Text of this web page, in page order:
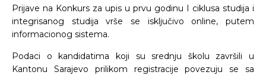
Prijave na Konkurs za upis u prvu godinu I ciklusa studija i
integrisanog studija vrše se isključivo online, putem
informacionog sistema.
Podaci o kandidatima koji su srednju školu završili u
Kantonu Sarajevo prilikom registracije povezuju se sa